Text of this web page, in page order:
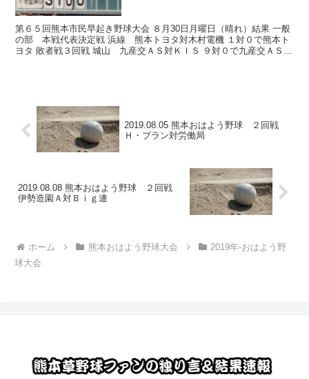
第６５回熊本市民早起き野球大会 ８月30日月曜日（晴れ）結果 一般
の部 本戦代表決定戦 浜線 熊本トヨタ対木村電機 １対０で熊本ト
ヨタ 敗者戦３回戦 城山 九産交ＡＳ対ＫＩＳ ９対０で九産交ＡＳ
2019.08.05 熊本おはよう野球 ２回戦
Ｈ・プラン対労働局
2019.08.08 熊本おはよう野球 ２回戦
伊勢造園Ａ対Ｂｉｇ連
ホーム 熊本おはよう野球大会
2019年-おはよう野
球大会